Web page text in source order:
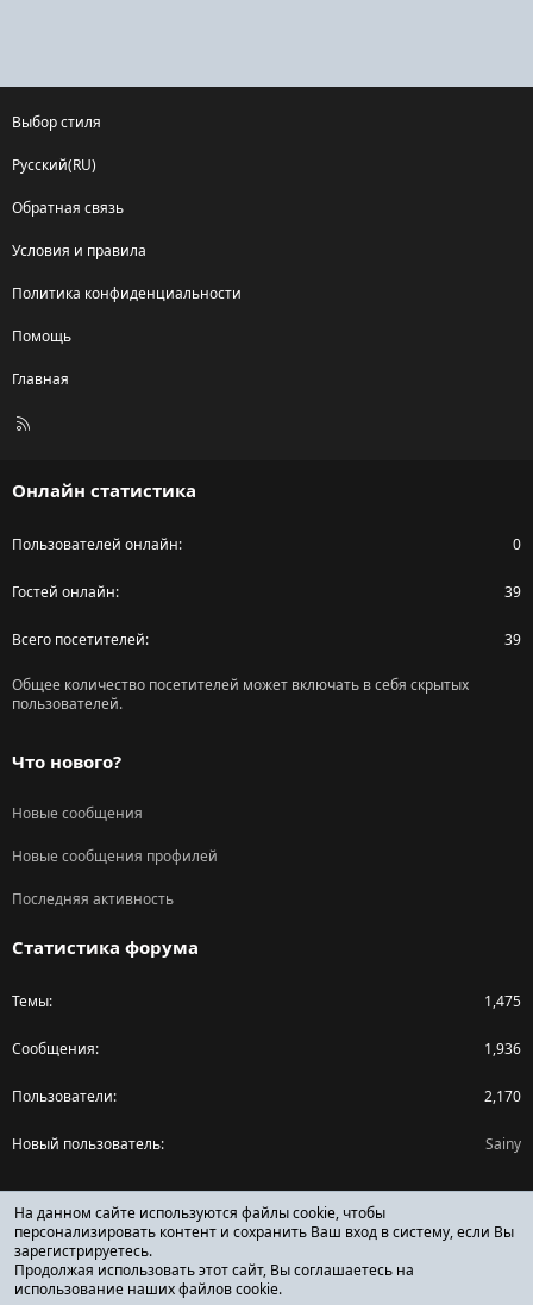
Выбор стиля
Русский(RU)
Обратная связь
Условия и правила
Политика конфиденциальности
Помощь
Главная
R
Онлайн статистика
Пользователей онлайн 0
Гостей онлайн 39
Всего посетителей 39
Общее количество посетителей может включать в себя скрытых
пользователей.
Что нового?
Новые сообщения
Новые сообщения профилей
Последняя активность
Статистика форума
Темы 1,475
Сообщения 1,936
Пользователи 2,170
Новый пользователь Sainy
Поделиться страницей
Facebook
X (Twitter)
Reddit
На данном сайте используются файлы cookie, чтобы
персонализировать контент и сохранить Ваш вход в систему, если Вы
зарегистрируетесь.
Продолжая использовать этот сайт, Вы соглашаетесь на
использование наших файлов cookie.